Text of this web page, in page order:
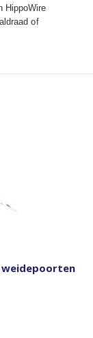
HippoWire
of